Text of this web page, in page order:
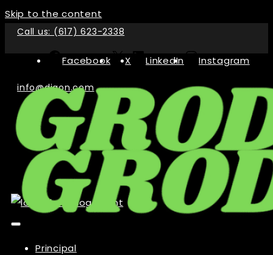
Skip to the content
Call us: (617) 623-2338
Facebook X LinkedIn Instagram
info@digon.com
Principal